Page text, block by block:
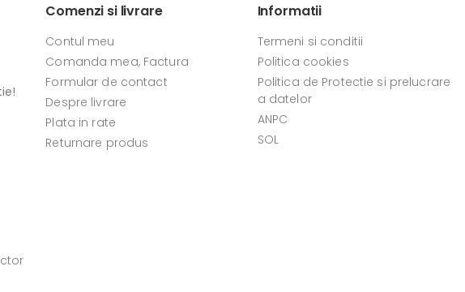
Comenzi si livrare
Contul meu
Comanda mea, Factura
Formular de contact
Despre livrare
Plata in rate
Returnare produs
Informatii
Termeni si conditii
Politica cookies
Politica de Protectie si prelucrare
a datelor
ANPC
SOL